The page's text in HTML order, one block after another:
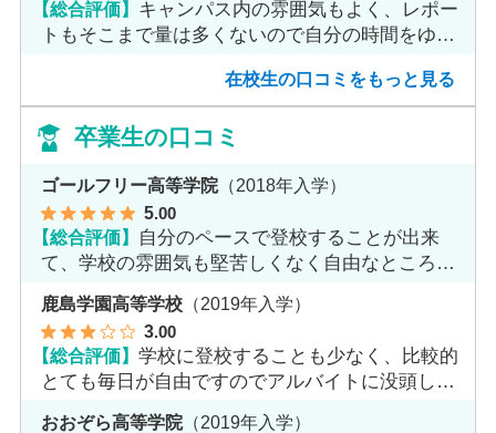
【総合評価】 キャンパス内の雰囲気もよく、レポー
トもそこまで量は多くないので自分の時間をゆっ
在校生の口コミをもっと見る
卒業生の口コミ
ゴールフリー高等学院（2018年入学）
5.00
【総合評価】 自分のペースで登校することが出来
て、学校の雰囲気も堅苦しくなく自由なところが
鹿島学園高等学校 （2019年入学）
3.00
【総合評価】学校に登校することも少なく、比較的
とても毎日が自由ですのでアルバイトに没頭して
おおぞら高等学院（2019年入学）